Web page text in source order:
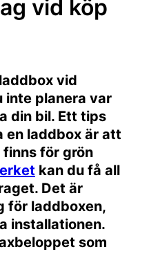
vid köp
vid
inte planera var
din bil. Ett tips
en laddbox är att
för grön
kan du få all
Det är
för laddboxen,
installationen.
som